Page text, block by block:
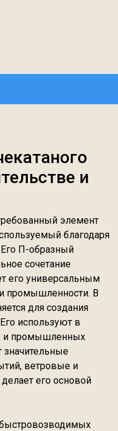
и
элемент
благодаря
П-образный
сочетание
его универсальным
промышленности. В
для создания
используют в
и промышленных
ветровые и
его основой